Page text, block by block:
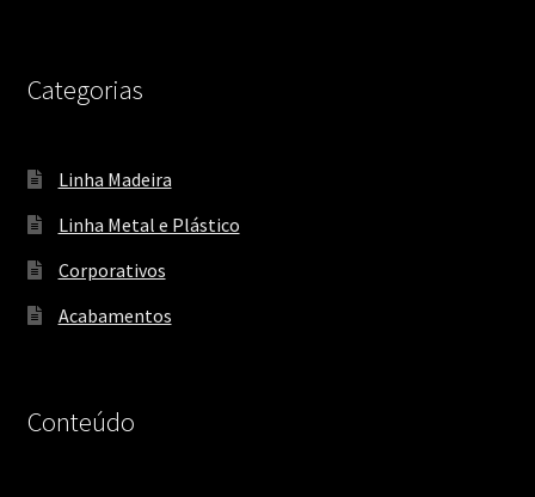
Categorias
Linha Madeira
Linha Metal e Plástico
Corporativos
Acabamentos
Conteúdo